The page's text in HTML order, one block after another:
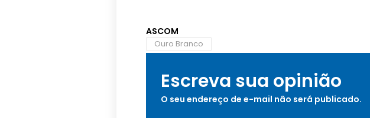
ASCOM
Ouro Branco
Escreva sua opinião
O seu endereço de e-mail não será publicado.